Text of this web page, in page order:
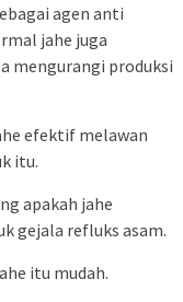
agen anti
jahe juga
mengurangi produksi
efektif melawan
itu.
apakah jahe
gejala refluks asam.
itu mudah.